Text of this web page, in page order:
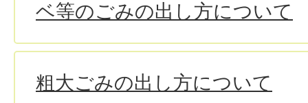
ベ等のごみの出し方について
粗大ごみの出し方について